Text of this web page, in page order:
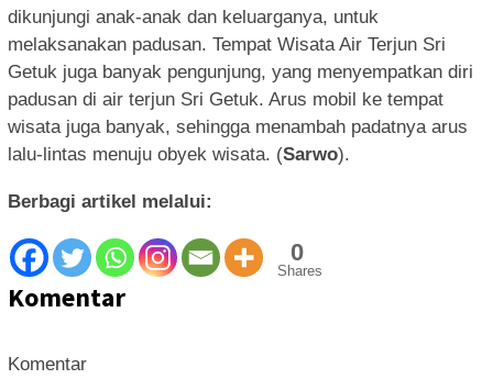
dikunjungi anak-anak dan keluarganya, untuk
melaksanakan padusan. Tempat Wisata Air Terjun Sri
Getuk juga banyak pengunjung, yang menyempatkan diri
padusan di air terjun Sri Getuk. Arus mobil ke tempat
wisata juga banyak, sehingga menambah padatnya arus
lalu-lintas menuju obyek wisata. (Sarwo).
Berbagi artikel melalui:
0
Shares
Komentar
Komentar